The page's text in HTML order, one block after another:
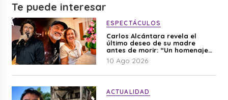
Te puede interesar
ESPECTÁCULOS
Carlos Alcántara revela el
último deseo de su madre
antes de morir: “Un homenaje
para mi mamá”
10 Ago 2026
ACTUALIDAD